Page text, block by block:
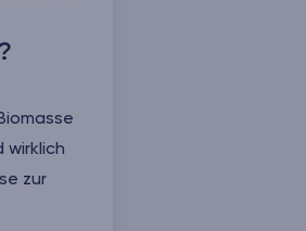
wirklich
zur